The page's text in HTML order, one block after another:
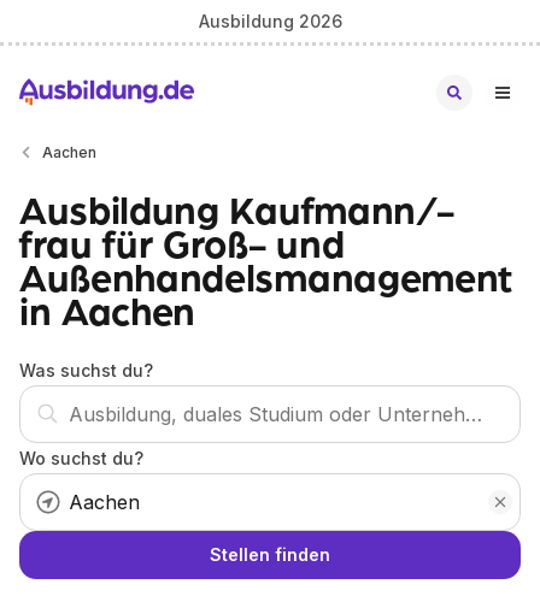
Ausbildung 2026
Aachen
Ausbildung Kaufmann/-
frau für Groß- und
Außenhandelsmanagement
in Aachen
Was suchst du?
Wo suchst du?
Stellen finden